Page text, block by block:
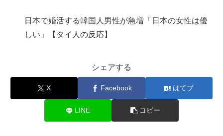
日本で婚活する韓国人男性が急増「日本の女性は優
しい」【タイ人の反応】
シェアする
X Facebook はてブ
LINE コピー